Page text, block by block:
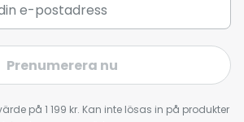
Prenumerera nu
på 1 199 kr. Kan inte lösas in på produkter